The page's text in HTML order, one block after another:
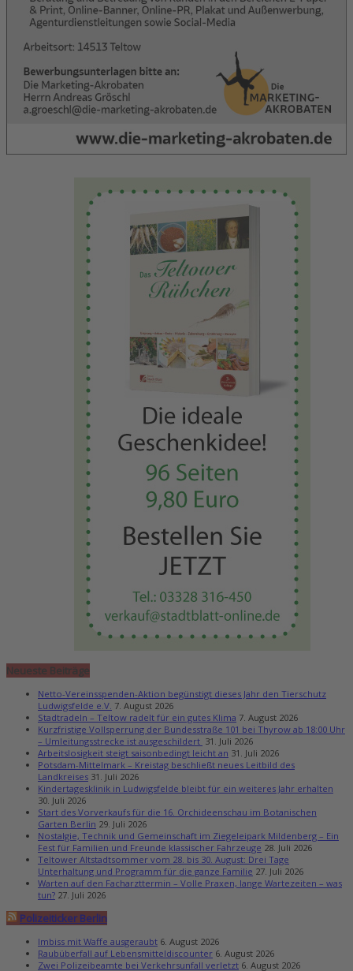
Neueste Beiträge
Netto-Vereinsspenden-Aktion begünstigt dieses Jahr den Tierschutz
Ludwigsfelde e.V. 7. August 2026
Stadtradeln – Teltow radelt für ein gutes Klima 7. August 2026
Kurzfristige Vollsperrung der Bundesstraße 101 bei Thyrow ab 18:00 Uhr
– Umleitungsstrecke ist ausgeschildert 31. Juli 2026
Arbeitslosigkeit steigt saisonbedingt leicht an 31. Juli 2026
Potsdam-Mittelmark – Kreistag beschließt neues Leitbild des
Landkreises 31. Juli 2026
Kindertagesklinik in Ludwigsfelde bleibt für ein weiteres Jahr erhalten
30. Juli 2026
Start des Vorverkaufs für die 16. Orchideenschau im Botanischen
Garten Berlin 29. Juli 2026
Nostalgie, Technik und Gemeinschaft im Ziegeleipark Mildenberg – Ein
Fest für Familien und Freunde klassischer Fahrzeuge 28. Juli 2026
Teltower Altstadtsommer vom 28. bis 30. August: Drei Tage
Unterhaltung und Programm für die ganze Familie 27. Juli 2026
Warten auf den Facharzttermin – Volle Praxen, lange Wartezeiten – was
tun? 27. Juli 2026
Polizeiticker Berlin
Imbiss mit Waffe ausgeraubt 6. August 2026
Raubüberfall auf Lebensmitteldiscounter 6. August 2026
Zwei Polizeibeamte bei Verkehrsunfall verletzt 6. August 2026